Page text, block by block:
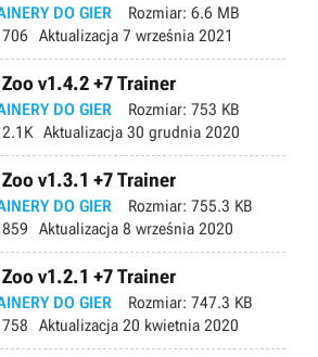
DO GIER Rozmiar: 6.6 MB
706 Aktualizacja 7 września 2021
v1.4.2 +7 Trainer
DO GIER Rozmiar: 753 KB
2.1K Aktualizacja 30 grudnia 2020
v1.3.1 +7 Trainer
DO GIER Rozmiar: 755.3 KB
859 Aktualizacja 8 września 2020
v1.2.1 +7 Trainer
DO GIER Rozmiar: 747.3 KB
758 Aktualizacja 20 kwietnia 2020